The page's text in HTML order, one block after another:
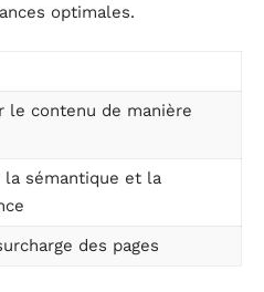
optimales.
le contenu de manière
la sémantique et la
des pages